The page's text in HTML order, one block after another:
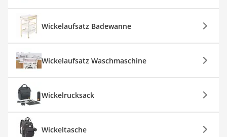
Wickelaufsatz Badewanne
Wickelaufsatz Waschmaschine
Wickelrucksack
Wickeltasche